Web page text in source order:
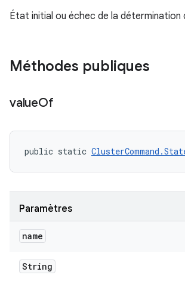
État initial ou échec de la détermination
Méthodes publiques
valueOf
public static
Paramètres
name
String